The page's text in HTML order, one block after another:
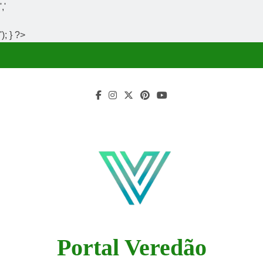
','
'); } ?>
Portal Veredão